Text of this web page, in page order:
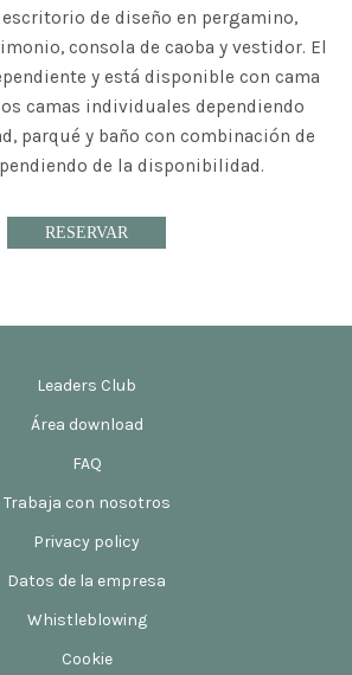
de diseño en pergamino,
consola de caoba y vestidor. El
y está disponible con cama
camas individuales dependiendo
parqué y baño con combinación de
de la disponibilidad.
RESERVAR
Leaders Club
Área download
FAQ
Trabaja con nosotros
Privacy policy
Datos de la empresa
Whistleblowing
Cookie